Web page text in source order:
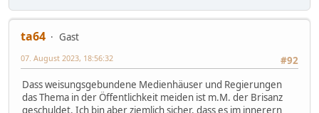
ta64
Gast
#92
07. August 2023, 18:56:32
Dass weisungsgebundene Medienhäuser und Regierungen
das Thema in der Öffentlichkeit meiden ist m.M. der Brisanz
geschuldet. Ich bin aber ziemlich sicher, dass es im innerern